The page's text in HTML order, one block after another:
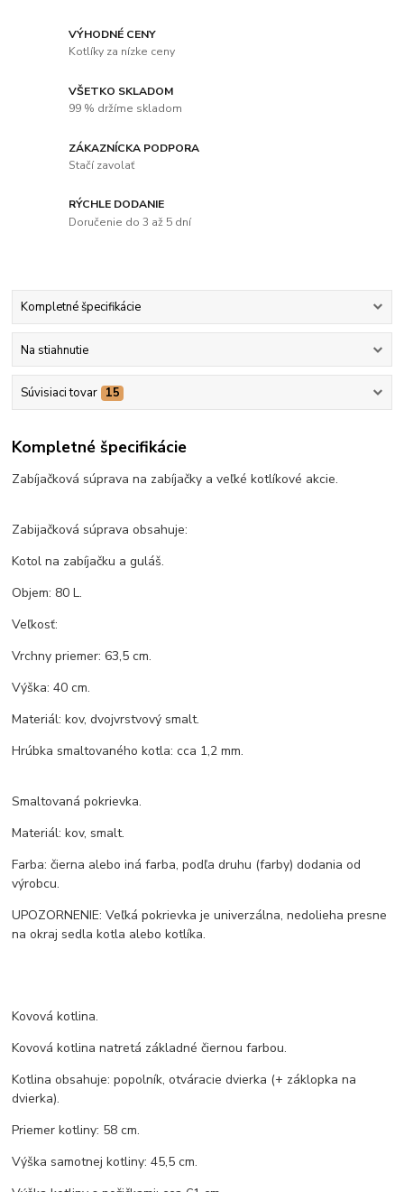
VÝHODNÉ CENY
Kotlíky za nízke ceny
VŠETKO SKLADOM
99 % držíme skladom
ZÁKAZNÍCKA PODPORA
Stačí zavolať
RÝCHLE DODANIE
Doručenie do 3 až 5 dní
Kompletné špecifikácie
Na stiahnutie
Súvisiaci tovar 15
Kompletné špecifikácie
Zabíjačková súprava na zabíjačky a veľké kotlíkové akcie.
Zabijačková súprava obsahuje:
Kotol na zabíjačku a guláš.
Objem: 80 L.
Veľkosť:
Vrchny priemer: 63,5 cm.
Výška: 40 cm.
Materiál: kov, dvojvrstvový smalt.
Hrúbka smaltovaného kotla: cca 1,2 mm.
Smaltovaná pokrievka.
Materiál: kov, smalt.
Farba: čierna alebo iná farba, podľa druhu (farby) dodania od
výrobcu.
UPOZORNENIE: Veľká pokrievka je univerzálna, nedolieha presne
na okraj sedla kotla alebo kotlíka.
Kovová kotlina.
Kovová kotlina natretá základné čiernou farbou.
Kotlina obsahuje: popolník, otváracie dvierka (+ záklopka na
dvierka).
Priemer kotliny: 58 cm.
Výška samotnej kotliny: 45,5 cm.